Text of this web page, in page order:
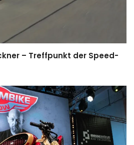
– Treffpunkt der Speed-